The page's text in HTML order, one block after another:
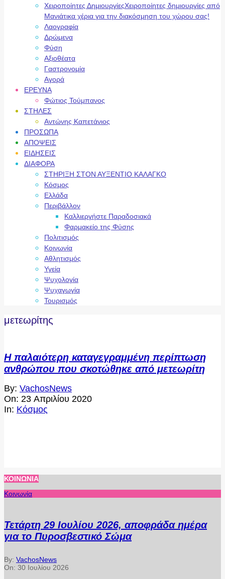
Χειροποίητες ΔημιουργίεςΧειροποίητες δημιουργίες από
Μανιάτικα χέρια για την διακόσμηση του χώρου σας!
Λαογραφία
Δρώμενα
Φύση
Αξιοθέατα
Γαστρονομία
Αγορά
ΕΡΕΥΝΑ
Φώτιος Τούμπανος
ΣΤΗΛΕΣ
Αντώνης Καπετάνιος
ΠΡΟΣΩΠΑ
ΑΠΟΨΕΙΣ
ΕΙΔΗΣΕΙΣ
ΔΙΑΦΟΡΑ
ΣΤΗΡΙΞΗ ΣΤΟΝ ΑΥΞΕΝΤΙΟ ΚΑΛΑΓΚΟ
Κόσμος
Ελλάδα
Περιβάλλον
Καλλιεργήστε Παραδοσιακά
Φαρμακείο της Φύσης
Πολιτισμός
Κοινωνία
Αθλητισμός
Υγεία
Ψυχολογία
Ψυχαγωγία
Τουρισμός
μετεωρίτης
Η παλαιότερη καταγεγραμμένη περίπτωση
ανθρώπου που σκοτώθηκε από μετεωρίτη
2020-
04-
23
By: VachosNews
On: 23 Απριλίου 2020
In: Κόσμος
ΚΟΙΝΩΝΊΑ
Κοινωνία
Τετάρτη 29 Ιουλίου 2026, αποφράδα ημέρα
για το Πυροσβεστικό Σώμα
By: VachosNews
On: 30 Ιουλίου 2026